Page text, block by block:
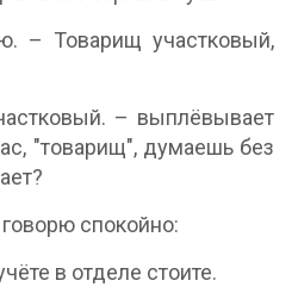
– Товарищ участковый,
– выплёвывает
"товарищ", думаешь без
спокойно:
в отделе стоите.